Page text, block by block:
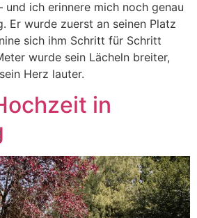
ich erinnere mich noch genau
Er wurde zuerst an seinen Platz
sich ihm Schritt für Schritt
wurde sein Lächeln breiter,
Herz lauter.
in